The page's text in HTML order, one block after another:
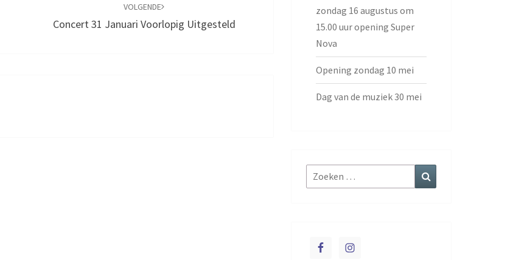
VOLGENDE
Concert 31 Januari Voorlopig Uitgesteld
zondag 16 augustus om
15.00 uur opening Super
Nova
Opening zondag 10 mei
Dag van de muziek 30 mei
Zoeken
naar: